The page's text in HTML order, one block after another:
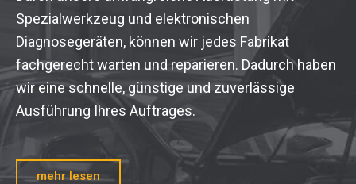
Spezialwerkzeug und elektronischen
Diagnosegeräten, können wir jedes Fabrikat
fachgerecht warten und reparieren. Dadurch haben
wir eine schnelle, günstige und zuverlässige
Ausführung Ihres Auftrages.
mehr lesen